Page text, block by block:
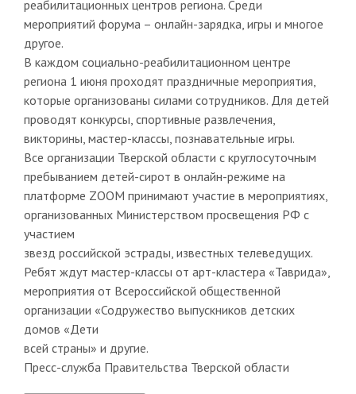
реабилитационных центров региона. Среди
мероприятий форума – онлайн-зарядка, игры и многое
другое.
В каждом социально-реабилитационном центре
региона 1 июня проходят праздничные мероприятия,
которые организованы силами сотрудников. Для детей
проводят конкурсы, спортивные развлечения,
викторины, мастер-классы, познавательные игры.
Все организации Тверской области с круглосуточным
пребыванием детей-сирот в онлайн-режиме на
платформе ZOOM принимают участие в мероприятиях,
организованных Министерством просвещения РФ с
участием
звезд российской эстрады, известных телеведущих.
Ребят ждут мастер-классы от арт-кластера «Таврида»,
мероприятия от Всероссийской общественной
организации «Содружество выпускников детских
домов «Дети
всей страны» и другие.
Пресс-служба Правительства Тверской области